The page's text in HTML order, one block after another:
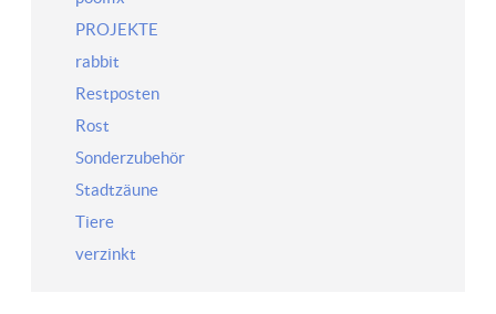
PROJEKTE
rabbit
Restposten
Rost
Sonderzubehör
Stadtzäune
Tiere
verzinkt